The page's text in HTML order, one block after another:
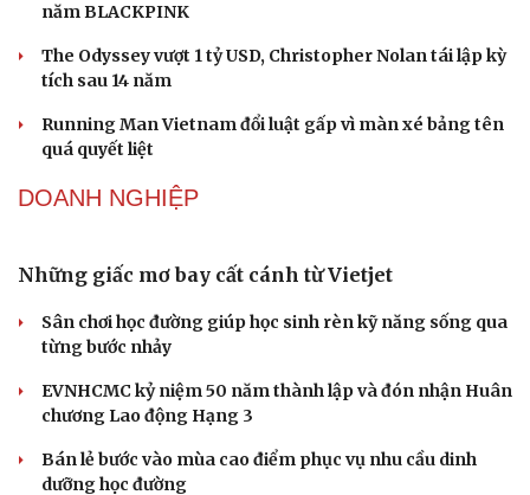
năm BLACKPINK
The Odyssey vượt 1 tỷ USD, Christopher Nolan tái lập kỳ
tích sau 14 năm
Running Man Vietnam đổi luật gấp vì màn xé bảng tên
quá quyết liệt
DOANH NGHIỆP